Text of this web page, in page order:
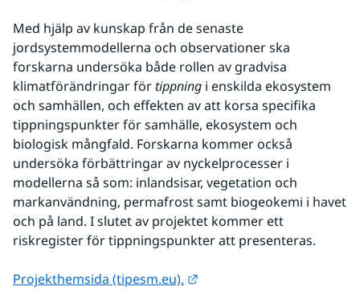
Med hjälp av kunskap från de senaste
jordsystemmodellerna och observationer ska
forskarna undersöka både rollen av gradvisa
klimatförändringar för tippning i enskilda ekosystem
och samhällen, och effekten av att korsa specifika
tippningspunkter för samhälle, ekosystem och
biologisk mångfald. Forskarna kommer också
undersöka förbättringar av nyckelprocesser i
modellerna så som: inlandsisar, vegetation och
markanvändning, permafrost samt biogeokemi i havet
och på land. I slutet av projektet kommer ett
riskregister för tippningspunkter att presenteras.
Projekthemsida (tipesm.eu).